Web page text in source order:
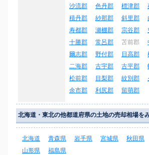
沙流郡
色丹郡 標津郡
積丹郡
紗那郡 斜里郡
寿都郡
瀬棚郡 宗谷郡
十勝郡
常呂郡 苫前郡
爾志郡
野付郡 日高郡
二海郡
古宇郡 古平郡
松前郡
目梨郡 紋別郡
余市郡
利尻郡 留萌郡
北海道・東北の他都道府県の土地の売却相場を
北海道 青森県 岩手県 宮城県
秋田県
山形県
福島県